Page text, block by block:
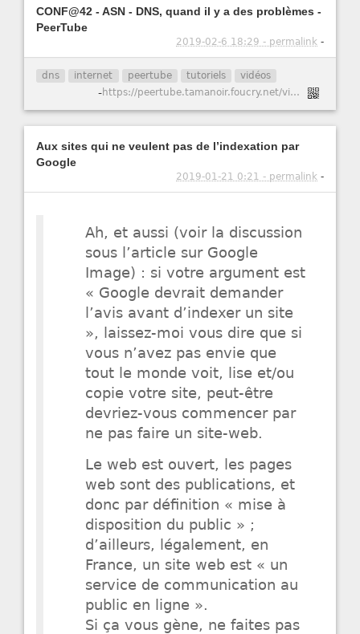
CONF@42 - ASN - DNS, quand il y a des problèmes -
PeerTube
2019-02-6 18:29 - permalink -
dns internet peertube tutoriels vidéos
- https://peertube.tamanoir.foucry.net/videos/watch/976608b6-8cf7-4336-9fa4-2c26b8c78645
Aux sites qui ne veulent pas de l’indexation par
Google
2019-01-21 0:21 - permalink -
Ah, et aussi (voir la discussion
sous l’article sur Google
Image) : si votre argument est
« Google devrait demander
l’avis avant d’indexer un site
», laissez-moi vous dire que si
vous n’avez pas envie que
tout le monde voit, lise et/ou
copie votre site, peut-être
devriez-vous commencer par
ne pas faire un site-web.
Le web est ouvert, les pages
web sont des publications, et
donc par définition « mise à
disposition du public » ;
d’ailleurs, légalement, en
France, un site web est « un
service de communication au
public en ligne ».
Si ça vous gène, ne faites pas